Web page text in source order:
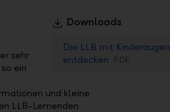
Downloads
Die LLB mit Kinderaugen
entdecken PDF
sehr
ein
und kleine
LLB-Lernenden